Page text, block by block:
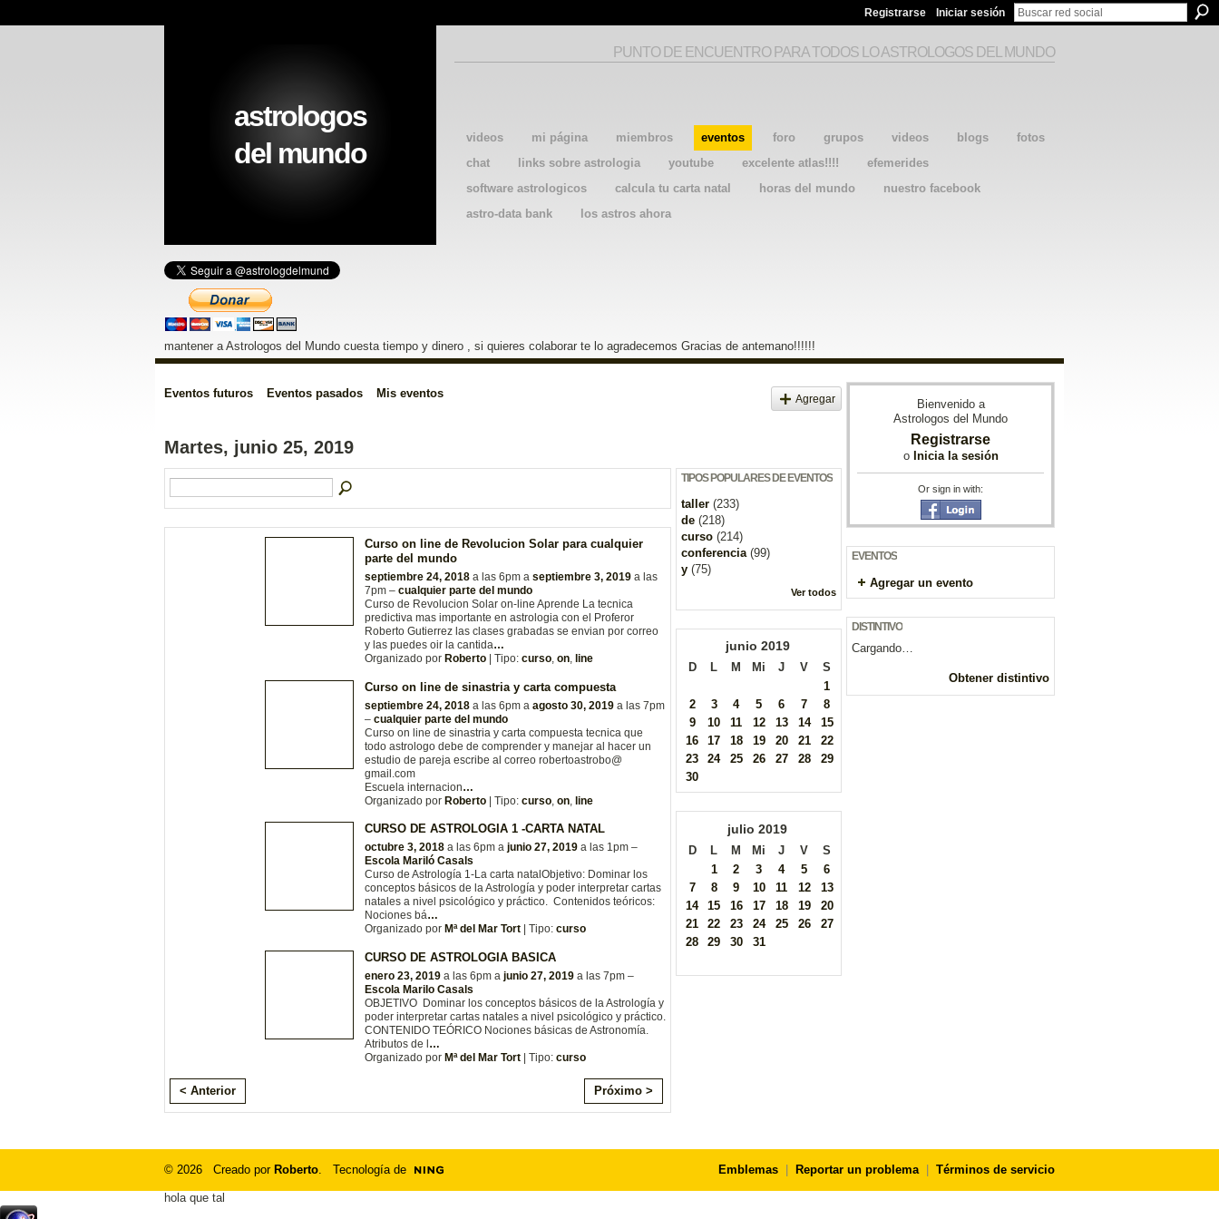
Registrarse Iniciar sesión
videos mi página miembros eventos foro grupos videos blogs
fotos
chat
links sobre astrologia youtube excelente atlas!!!!
efemerides
software astrologicos
calcula tu carta natal horas del mundo
nuestro facebook
astro-data bank
los astros ahora
astrologos
del mundo
PUNTO DE ENCUENTRO PARA TODOS LO ASTROLOGOS DEL MUNDO
mantener a Astrologos del Mundo cuesta tiempo y dinero , si quieres colaborar te lo agradecemos Gracias de antemano!!!!!!
Eventos futuros Eventos pasados Mis eventos Agregar
Martes, junio 25, 2019
Curso on line de Revolucion Solar para cualquier
parte del mundo
septiembre 24, 2018 a las 6pm a septiembre 3, 2019 a las
7pm – cualquier parte del mundo
Curso de Revolucion Solar on-line Aprende La tecnica
predictiva mas importante en astrologia con el Proferor
Roberto Gutierrez las clases grabadas se envian por correo
y las puedes oir la cantida…
Organizado por Roberto | Tipo: curso, on, line
Curso on line de sinastria y carta compuesta
septiembre 24, 2018 a las 6pm a agosto 30, 2019 a las 7pm
– cualquier parte del mundo
Curso on line de sinastria y carta compuesta tecnica que
todo astrologo debe de comprender y manejar al hacer un
estudio de pareja escribe al correo robertoastrobo@
gmail.com
Escuela internacion…
Organizado por Roberto | Tipo: curso on line
CURSO DE ASTROLOGIA 1 -CARTA NATAL
octubre 3, 2018 a las 6pm a junio 27, 2019 a las 1pm –
Escola Mariló Casals
Curso de Astrología 1-La carta natal ​Objetivo: Dominar los
conceptos básicos de la Astrología y poder interpretar cartas
natales a nivel psicológico y práctico. Contenidos teóricos:
Nociones bá…
Organizado por Mª del Mar Tort | Tipo: curso
CURSO DE ASTROLOGIA BASICA
enero 23, 2019 a las 6pm a junio 27, 2019 a las 7pm –
Escola Marilo Casals
OBJETIVO Dominar los conceptos básicos de la Astrología y
poder interpretar cartas natales a nivel psicológico y práctico.
CONTENIDO TEÓRICO Nociones básicas de Astronomía.
Atributos de l…
Organizado por Mª del Mar Tort | Tipo: curso
< Anterior Próximo >
TIPOS POPULARES DE EVENTOS
taller (233)
de (218)
curso (214)
conferencia(99)
y (75)
Ver todos
junio 2019
D L M Mi J V
S
1
2
3 4 5 6 7
8
9
10 11 12 13 14
15
16
17 18 19 20 21
22
23
24 25 26 27 28
29
30
julio 2019
D L M Mi J V
S
1
2 3 4 5
6
7
8 9 10 11 12
13
14
15 16 17 18 19
20
21
22 23 24 25 26
27
28
29 30 31
Bienvenido a
Astrologos del Mundo
Registrarse
o Inicia la sesión
Or sign in with:
EVENTOS
Agregar un evento
DISTINTIVO
Cargando…
Obtener distintivo
© 2026 Creado por Roberto. Tecnología de Emblemas Reportar un problema| Términos de servicio
hola que tal